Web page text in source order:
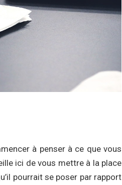
à penser à ce que vous
ici de vous mettre à la place
pourrait se poser par rapport